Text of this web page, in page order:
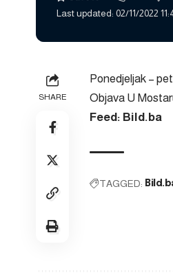
Last updated: 02/11/2022
SHARE
Ponedjeljak –
Objava U
Feed: Bild.ba
TAGGED: